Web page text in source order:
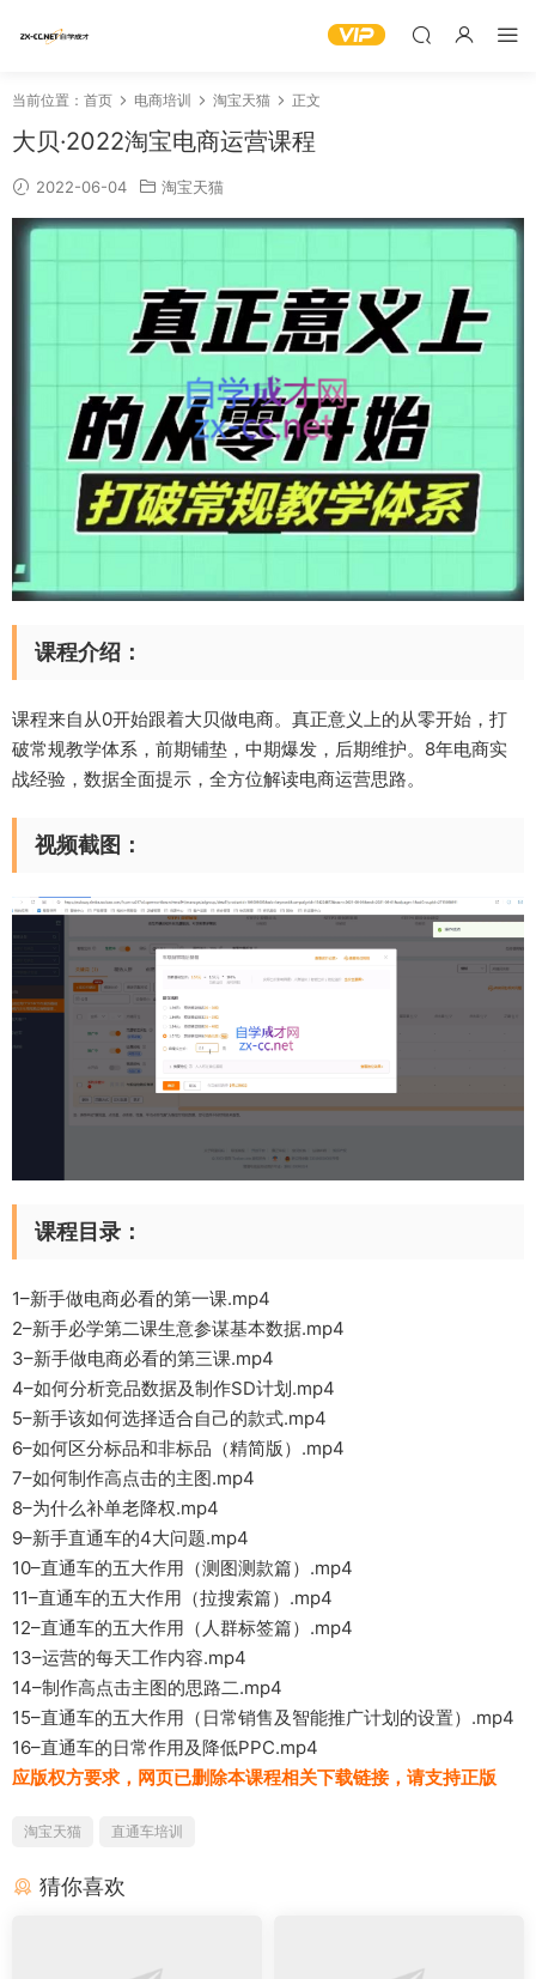
当前位置： 首页 电商培训 淘宝天猫 正文
大贝·2022淘宝电商运营课程
2022-06-04 淘宝天猫
课程介绍：
课程来自从0开始跟着大贝做电商。真正意义上的从零开始，打
破常规教学体系，前期铺垫，中期爆发，后期维护。8年电商实
战经验，数据全面提示，全方位解读电商运营思路。
视频截图：
课程目录：
1–新手做电商必看的第一课.mp4
2–新手必学第二课生意参谋基本数据.mp4
3–新手做电商必看的第三课.mp4
4–如何分析竞品数据及制作SD计划.mp4
5–新手该如何选择适合自己的款式.mp4
6–如何区分标品和非标品（精简版）.mp4
7–如何制作高点击的主图.mp4
8–为什么补单老降权.mp4
9–新手直通车的4大问题.mp4
10–直通车的五大作用（测图测款篇）.mp4
11–直通车的五大作用（拉搜索篇）.mp4
12–直通车的五大作用（人群标签篇）.mp4
13–运营的每天工作内容.mp4
14–制作高点击主图的思路二.mp4
15–直通车的五大作用（日常销售及智能推广计划的设置）.mp4
16–直通车的日常作用及降低PPC.mp4
应版权方要求，网页已删除本课程相关下载链接，请支持正版
淘宝天猫 直通车培训
猜你喜欢